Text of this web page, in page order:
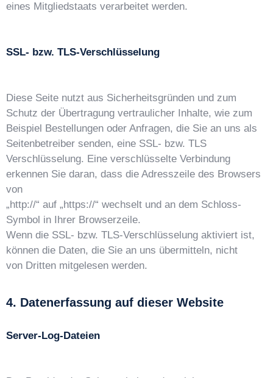
eines Mitgliedstaats verarbeitet werden.
SSL- bzw. TLS-Verschlüsselung
Diese Seite nutzt aus Sicherheitsgründen und zum
Schutz der Übertragung vertraulicher Inhalte, wie zum
Beispiel Bestellungen oder Anfragen, die Sie an uns als
Seitenbetreiber senden, eine SSL- bzw. TLS
Verschlüsselung. Eine verschlüsselte Verbindung
erkennen Sie daran, dass die Adresszeile des Browsers
von
„http://“ auf „https://“ wechselt und an dem Schloss-
Symbol in Ihrer Browserzeile.
Wenn die SSL- bzw. TLS-Verschlüsselung aktiviert ist,
können die Daten, die Sie an uns übermitteln, nicht
von Dritten mitgelesen werden.
4. Datenerfassung auf dieser Website
Server-Log-Dateien